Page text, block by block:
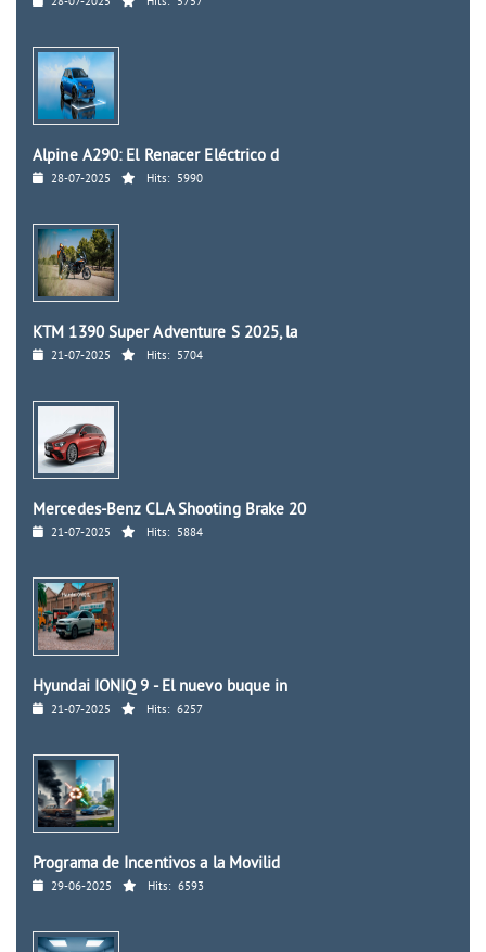
Alpine A290: El Renacer Eléctrico d
28-07-2025 Hits: 5990
KTM 1390 Super Adventure S 2025, la
21-07-2025 Hits: 5704
Mercedes-Benz CLA Shooting Brake 20
21-07-2025 Hits: 5884
Hyundai IONIQ 9 - El nuevo buque in
21-07-2025 Hits: 6257
Programa de Incentivos a la Movilid
29-06-2025 Hits: 6593